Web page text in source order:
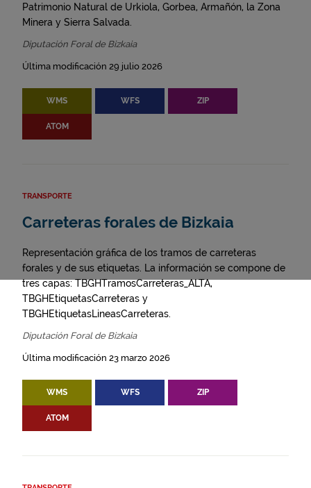
Patrimonio Natural de Urkiola, Gorbea, Armañón, la Zona
Minera y Sierra Salvada.
Diputación Foral de Bizkaia
Última modificación 29 julio 2026
WMS WFS ZIP
ATOM
TRANSPORTE
Carreteras forales de Bizkaia
Representación gráfica de los tramos de carreteras
forales y de sus etiquetas. La información se compone de
tres capas: TBGHTramosCarreteras_ALTA,
TBGHEtiquetasCarreteras y
TBGHEtiquetasLineasCarreteras.
Diputación Foral de Bizkaia
Última modificación 23 marzo 2026
WMS WFS ZIP
ATOM